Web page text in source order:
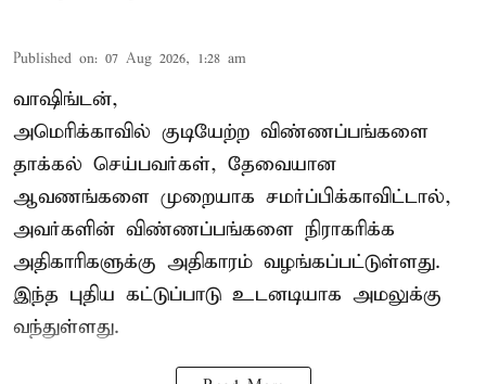
Published on: 07 Aug 2026, 1:28 am
வாஷிங்டன்,
அமெரிக்காவில் குடியேற்ற விண்ணப்பங்களை
தாக்கல் செய்பவர்கள், தேவையான
ஆவணங்களை முறையாக சமர்ப்பிக்காவிட்டால்,
அவர்களின் விண்ணப்பங்களை நிராகரிக்க
அதிகாரிகளுக்கு அதிகாரம் வழங்கப்பட்டுள்ளது.
இந்த புதிய கட்டுப்பாடு உடனடியாக அமலுக்கு
வந்துள்ளது.